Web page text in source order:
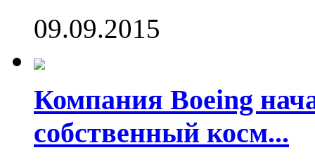
09.09.2015
Компания Boeing
собственный косм...